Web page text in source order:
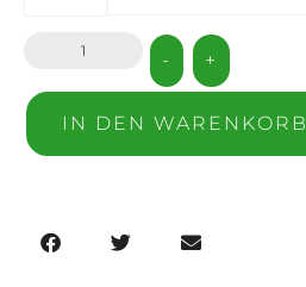
- +
IN DEN WARENKORB